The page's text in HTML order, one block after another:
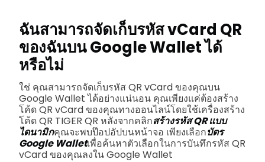
ฉันสามารถจัดเก็บรหัส vCard QR
ของฉันบน Google Wallet ได้
หรือไม่
ใช่ คุณสามารถจัดเก็บรหัส QR vCard ของคุณบน
Google Wallet ได้อย่างแน่นอน คุณเพียงแค่ต้องสร้าง
โค้ด QR vCard ของคุณทางออนไลน์โดยใช้เครื่องสร้าง
โค้ด QR TIGER QR หลังจากคลิกสร้างรหัส QR แบบ
ไดนามิกคุณจะพบป๊อปอัปบนหน้าจอ เพียงเลือกบัตร
Google Walletเพื่อค้นหาตัวเลือกในการบันทึกรหัส QR
vCard ของคุณลงใน Google Wallet